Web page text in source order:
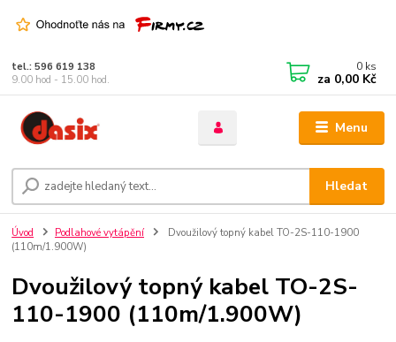
Menu
Hledat
tel.: 596 619 138
9.00 hod - 15.00 hod.
0 ks
za 0,00 Kč
Úvod Podlahové vytápění
Dvoužilový topný kabel TO-2S-110-1900
(110m/1.900W)
Dvoužilový topný kabel TO-2S-
110-1900 (110m/1.900W)